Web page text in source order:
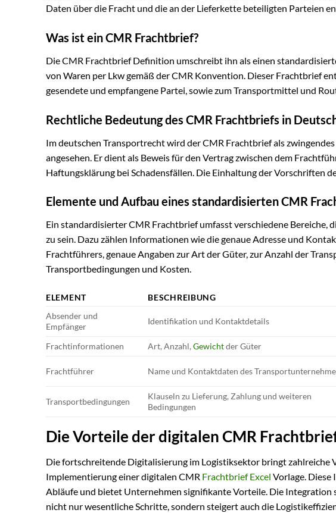
Daten über die Fracht und die an der Lieferkette beteiligten Parteien
Was ist ein CMR Frachtbrief?
Die CMR Frachtbrief Definition umschreibt ihn als einen
von Waren per Lkw gemäß der CMR Konvention. Dieser Frachtbrief
gesendete und empfangene Partei, sowie zum Transportmittel und
Rechtliche Bedeutung des CMR Frachtbriefs in
Im deutschen Transportrecht wird der CMR Frachtbrief als
angesehen. Er dient als Beweis für den Vertrag zwischen dem
Haftungsklärung bei Schadensfällen. Die Einhaltung der Vorschriften
Elemente und Aufbau eines standardisierten CMR
Ein standardisierter CMR Frachtbrief umfasst verschiedene Bereiche,
zu sein. Dazu zählen Informationen wie die genaue Adresse und
Frachtführers, genaue Angaben zur Art der Güter, zur Anzahl der
Transportbedingungen und Kosten.
ELEMENT BESCHREIBUNG
Absender und
Empfänger
Identifikation und Kontaktdetails
Frachtinformationen Art, Anzahl,Gewichtder Güter
Frachtführer Name und Kontaktdaten des
Transportbedingungen
Klauseln zu Lieferung, Zahlung und weiteren
Bedingungen
Die Vorteile der digitalen CMR
Die fortschreitende Digitalisierung im Logistiksektor bringt zahlreiche
Implementierung einer digitalen CMR Frachtbrief Excel Vorlage.
Abläufe und bietet Unternehmen signifikante Vorteile. Die Integration
nicht nur wesentliche Schritte, sondern steigert auch die